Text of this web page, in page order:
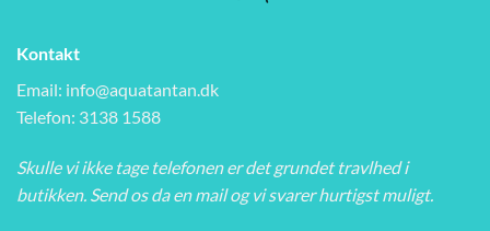
Kontakt
Email: info@aquatantan.dk
Telefon: 3138 1588
Skulle vi ikke tage telefonen er det grundet travlhed i
butikken. Send os da en mail og vi svarer hurtigst muligt.